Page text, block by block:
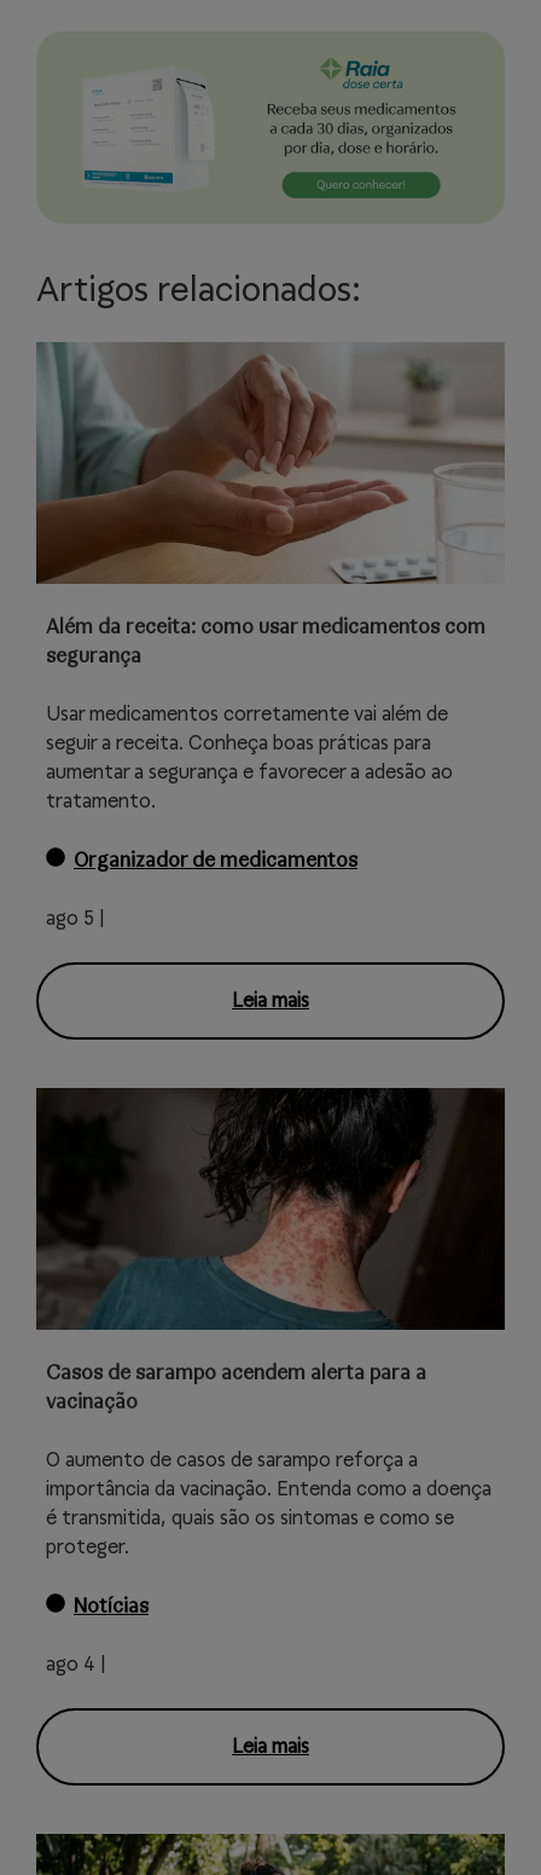
Artigos relacionados:
Além da receita: como usar medicamentos com
segurança
Usar medicamentos corretamente vai além de
seguir a receita. Conheça boas práticas para
aumentar a segurança e favorecer a adesão ao
tratamento.
Organizador de medicamentos
ago 5 |
Leia mais
Casos de sarampo acendem alerta para a
vacinação
O aumento de casos de sarampo reforça a
importância da vacinação. Entenda como a doença
é transmitida, quais são os sintomas e como se
proteger.
Notícias
ago 4 |
Leia mais